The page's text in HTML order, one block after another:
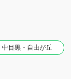
中目黒・自由が丘